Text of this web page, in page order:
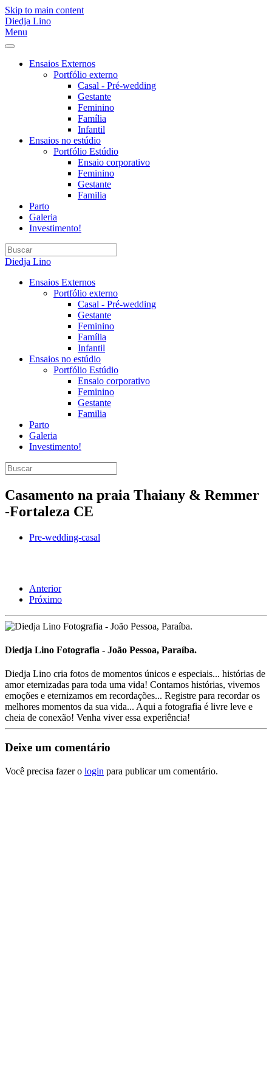
Skip to main content
Diedja Lino
Menu
Ensaios Externos
Portfólio externo
Casal - Pré-wedding
Gestante
Feminino
Família
Infantil
Ensaios no estúdio
Portfólio Estúdio
Ensaio corporativo
Feminino
Gestante
Familia
Parto
Galeria
Investimento!
Diedja Lino
Ensaios Externos
Portfólio externo
Casal - Pré-wedding
Gestante
Feminino
Família
Infantil
Ensaios no estúdio
Portfólio Estúdio
Ensaio corporativo
Feminino
Gestante
Familia
Parto
Galeria
Investimento!
Casamento na praia Thaiany & Remmer
-Fortaleza CE
Pre-wedding-casal
Anterior
Próximo
Diedja Lino Fotografia - João Pessoa, Paraíba.
Diedja Lino cria fotos de momentos únicos e especiais... histórias de
amor eternizadas para toda uma vida! Contamos histórias, vivemos
emoções e eternizamos em recordações... Registre para recordar os
melhores momentos da sua vida... Aqui a fotografia é livre leve e
cheia de conexão! Venha viver essa experiência!
Deixe um comentário
Você precisa fazer o login para publicar um comentário.